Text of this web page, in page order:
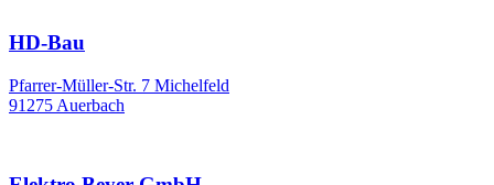
HD-Bau
Pfarrer-Müller-Str. 7 Michelfeld
91275 Auerbach